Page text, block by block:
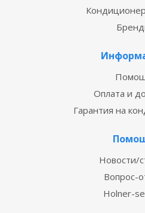
Оплата и
Гарантия на
Новости/
Вопрос-
Holner-